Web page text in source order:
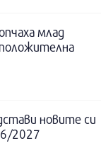
млад
новите си
2027